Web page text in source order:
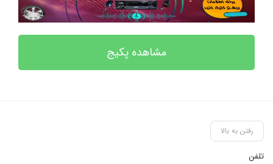
مشاهده پکیج
رفتن به بالا
تلفن